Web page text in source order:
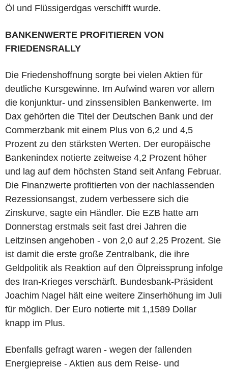
Öl und Flüssigerdgas verschifft wurde.
BANKENWERTE PROFITIEREN VON
FRIEDENSRALLY
Die Friedenshoffnung sorgte bei vielen Aktien für
deutliche Kursgewinne. Im Aufwind waren vor allem
die konjunktur- und zinssensiblen Bankenwerte. Im
Dax gehörten die Titel der Deutschen Bank und der
Commerzbank mit einem Plus von 6,2 und 4,5
Prozent zu den stärksten Werten. Der europäische
Bankenindex notierte zeitweise 4,2 Prozent höher
und lag auf dem höchsten Stand seit Anfang Februar.
Die Finanzwerte profitierten von der nachlassenden
Rezessionsangst, zudem verbessere sich die
Zinskurve, sagte ein Händler. Die EZB hatte am
Donnerstag erstmals seit fast drei Jahren die
Leitzinsen angehoben - von 2,0 auf 2,25 Prozent. Sie
ist damit die erste große Zentralbank, die ihre
Geldpolitik als Reaktion auf den Ölpreissprung infolge
des Iran-Krieges verschärft. Bundesbank-Präsident
Joachim Nagel hält eine weitere Zinserhöhung im Juli
für möglich. Der Euro notierte mit 1,1589 Dollar
knapp im Plus.
Ebenfalls gefragt waren - wegen der fallenden
Energiepreise - Aktien aus dem Reise- und